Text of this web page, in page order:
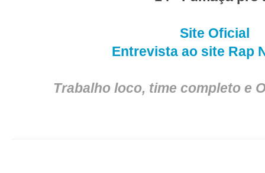
Site Oficial
Entrevista ao site Rap
Trabalho loco, time completo e